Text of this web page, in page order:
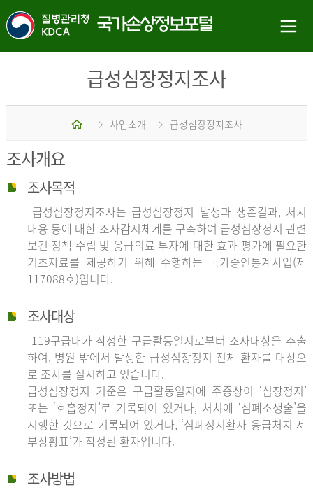
급성심장정지조사
홈 사업소개 급성심장정지조사
조사개요
조사목적
급성심장정지조사는 급성심장정지 발생과 생존결과, 처치
내용 등에 대한 조사감시체계를 구축하여 급성심장정지 관련
보건 정책 수립 및 응급의료 투자에 대한 효과 평가에 필요한
기초자료를 제공하기 위해 수행하는 국가승인통계사업(제
117088호)입니다.
조사대상
119구급대가 작성한 구급활동일지로부터 조사대상을 추출
하여, 병원 밖에서 발생한 급성심장정지 전체 환자를 대상으
로 조사를 실시하고 있습니다.
급성심장정지 기준은 구급활동일지에 주증상이 ‘심장정지’
또는 ‘호흡정지’로 기록되어 있거나, 처치에 ‘심폐소생술’을
시행한 것으로 기록되어 있거나, ‘심폐정지환자 응급처치 세
부상황표’가 작성된 환자입니다.
조사방법